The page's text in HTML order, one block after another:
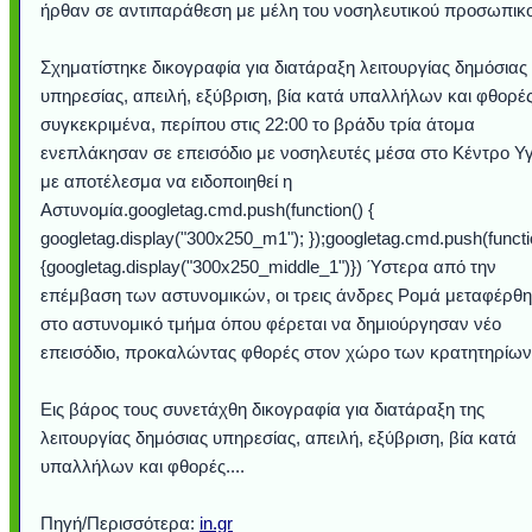
ήρθαν σε αντιπαράθεση με μέλη του νοσηλευτικού
Σχηματίστηκε δικογραφία για διατάραξη λειτουργίας δημόσιας
υπηρεσίας, απειλή, εξύβριση, βία κατά υπαλλήλων και
συγκεκριμένα, περίπου στις 22:00 το βράδυ τρία άτομα
ενεπλάκησαν σε επεισόδιο με νοσηλευτές μέσα στο Κέντρο
με αποτέλεσμα να ειδοποιηθεί η
Αστυνομία.googletag.cmd.push(function() {
googletag.display("300x250_m1");
{googletag.display("300x250_middle_1")}) Ύστερα από την
επέμβαση των αστυνομικών, οι τρεις άνδρες Ρομά
στο αστυνομικό τμήμα όπου φέρεται να δημιούργησαν νέο
επεισόδιο, προκαλώντας φθορές στον χώρο των
Εις βάρος τους συνετάχθη δικογραφία για διατάραξη της
λειτουργίας δημόσιας υπηρεσίας, απειλή, εξύβριση, βία κατά
υπαλλήλων και φθορές....
Πηγή/Περισσότερα: in.gr
Ο αέρας του
τα μαλλιά
Ταξίδι στο
Διεθνής
Σταθμός: Ο
το παράθυρό
Μουσική από
χορδές
Video:
καταιγίδα
Εντυπωσιακές
από
Abbey,Ταϊτή
Υποθαλάσσιο
στην
Η νέα
Αθήνας από το
που κάνει το
Ο Κομήτης του
φωτίσει τη Γη
κι απ' το
Συγκινητικό
λεοπάρδαλη
μωρό
Alesund: Μια
Νορβηγία που
Η γάτα και το